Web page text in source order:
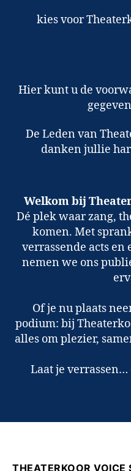
kies voor
Hier kunt u de
De Leden van
danken jullie
Welkom bij
Dé plek waar zang,
komen. Met
verrassende acts
nemen we ons
Of je nu plaats
podium: bij
alles om plezier,
Laat je verrassen…
THEATERKOOR VOICE